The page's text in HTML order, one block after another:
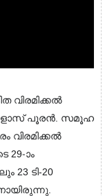
വിരമിക്കൽ
പൂരൻ. സമൂഹ
വിരമിക്കല്‍
29-ാം
23 ടി-20